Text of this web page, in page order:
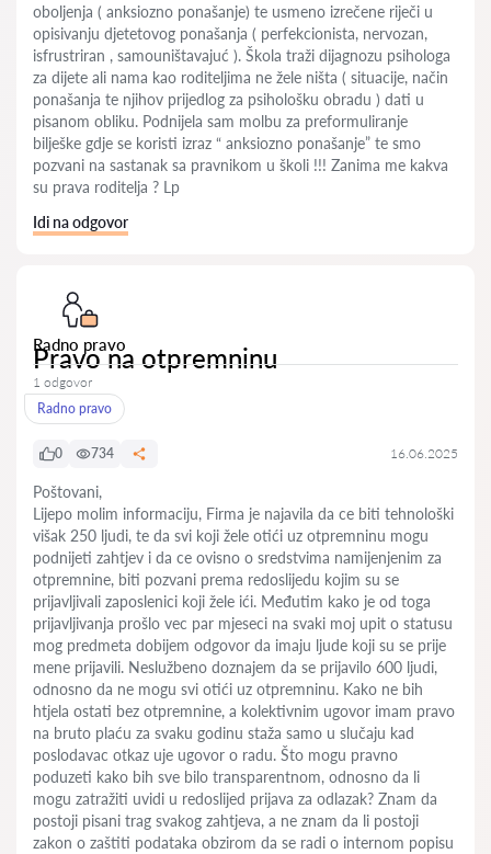
oboljenja ( anksiozno ponašanje) te usmeno izrečene riječi u
opisivanju djetetovog ponašanja ( perfekcionista, nervozan,
isfrustriran , samouništavajuć ). Škola traži dijagnozu psihologa
za dijete ali nama kao roditeljima ne žele ništa ( situacije, način
ponašanja te njihov prijedlog za psihološku obradu ) dati u
pisanom obliku. Podnijela sam molbu za preformuliranje
bilješke gdje se koristi izraz “ anksiozno ponašanje” te smo
pozvani na sastanak sa pravnikom u školi !!! Zanima me kakva
su prava roditelja ? Lp
Idi na odgovor
Radno pravo
Pravo na otpremninu
1 odgovor
Radno pravo
0 734 16.06.2025
Poštovani,
Lijepo molim informaciju, Firma je najavila da ce biti tehnološki
višak 250 ljudi, te da svi koji žele otići uz otpremninu mogu
podnijeti zahtjev i da ce ovisno o sredstvima namijenjenim za
otpremnine, biti pozvani prema redoslijedu kojim su se
prijavljivali zaposlenici koji žele ići. Međutim kako je od toga
prijavljivanja prošlo vec par mjeseci na svaki moj upit o statusu
mog predmeta dobijem odgovor da imaju ljude koji su se prije
mene prijavili. Neslužbeno doznajem da se prijavilo 600 ljudi,
odnosno da ne mogu svi otići uz otpremninu. Kako ne bih
htjela ostati bez otpremnine, a kolektivnim ugovor imam pravo
na bruto plaću za svaku godinu staža samo u slučaju kad
poslodavac otkaz uje ugovor o radu. Što mogu pravno
poduzeti kako bih sve bilo transparentnom, odnosno da li
mogu zatražiti uvidi u redoslijed prijava za odlazak? Znam da
postoji pisani trag svakog zahtjeva, a ne znam da li postoji
zakon o zaštiti podataka obzirom da se radi o internom popisu